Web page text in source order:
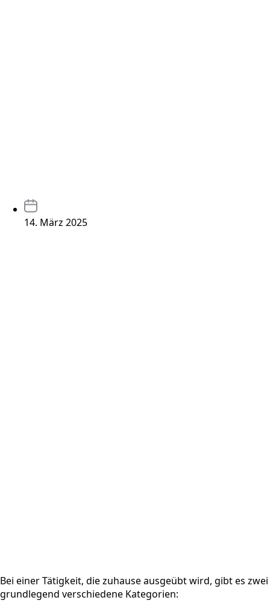
14. März 2025
Bei einer Tätigkeit, die zuhause ausgeübt wird, gibt es zwei
grundlegend verschiedene Kategorien: